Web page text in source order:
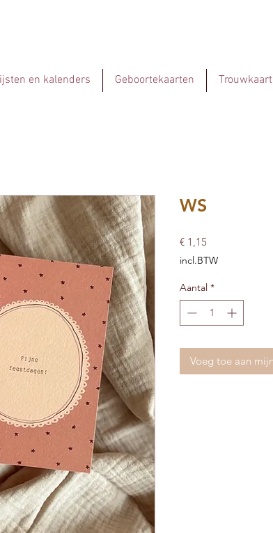
en kalenders Geboortekaarten
WS
€ 1,15Prijs
incl.BTW
Aantal *
Voeg toe aan